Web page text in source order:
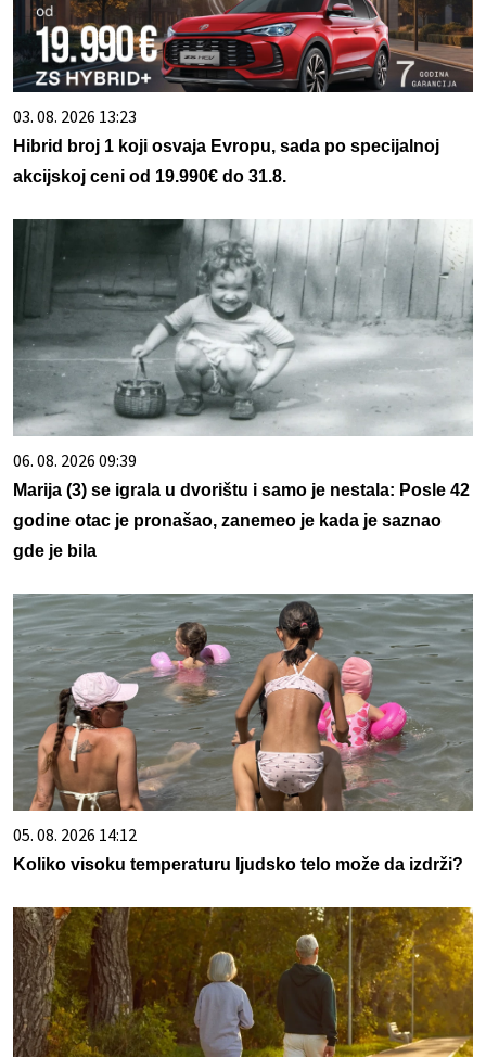
03. 08. 2026 13:23
Hibrid broj 1 koji osvaja Evropu, sada po specijalnoj
akcijskoj ceni od 19.990€ do 31.8.
06. 08. 2026 09:39
Marija (3) se igrala u dvorištu i samo je nestala: Posle 42
godine otac je pronašao, zanemeo je kada je saznao
gde je bila
05. 08. 2026 14:12
Koliko visoku temperaturu ljudsko telo može da izdrži?